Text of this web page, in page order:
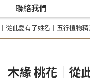
｜聯絡我們
從此愛有了姓名｜五行植物精
木緣 桃花｜從